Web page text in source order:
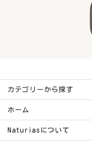
カテゴリーから探す
ホーム
Naturiasについて